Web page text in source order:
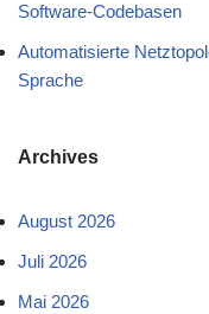
Software-Codebasen
Automatisierte
Sprache
Archives
August 2026
Juli 2026
Mai 2026